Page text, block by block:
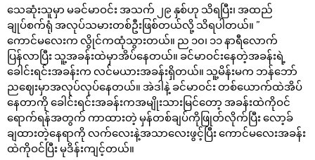
သေဆုံးသူမှာ မခင်မာဝင်း အသက် ၂၉ နှစ်ဟု သိရပြီး၊ အထည်
ချုပ်စက်ရုံ အလုပ်သမားတစ်ဦးဖြစ်တယ်လို့ သိရပါတယ်။ ”
ကောင်မလေးက လွိုင်ကထုံသွားတယ်။ ည ၁၀၊ ၁၁ နာရီလောက်
ပြန်လာပြီး သူ့အခန်းထဲမှာအိပ်နေတယ်။ ခင်မာဝင်းနေတဲ့အခန်းရဲ့
ခေါင်းရင်းအခန်းက လင်မယားအခန်းရှိတယ်။ သူ့မိန်းမက ဘန်ဘော်
ညဈေးမှာအလုပ်လုပ်နေတယ်။ အဲဒါနဲ့ ခင်မာဝင်း တစ်ယောက်ထဲအိပ်
နေတာကို ခေါင်းရင်းအခန်းကအမျိုးသားမြင်တော့ အခန်းထဲကိုဝင်
ရောက်ရန်အတွက် ကာထားတဲ့ မှန်တစ်ချပ်ကိုဖြုတ်လိုက်ပြီး လော့ခ်
ချထားတဲ့နေရာကို လက်လေးနဲ့အသာလေးဖွင့်ပြီး ကောင်မလေးအခန်း
ထဲကိုဝင်ပြီး မုဒိန်းကျင့်တယ်။